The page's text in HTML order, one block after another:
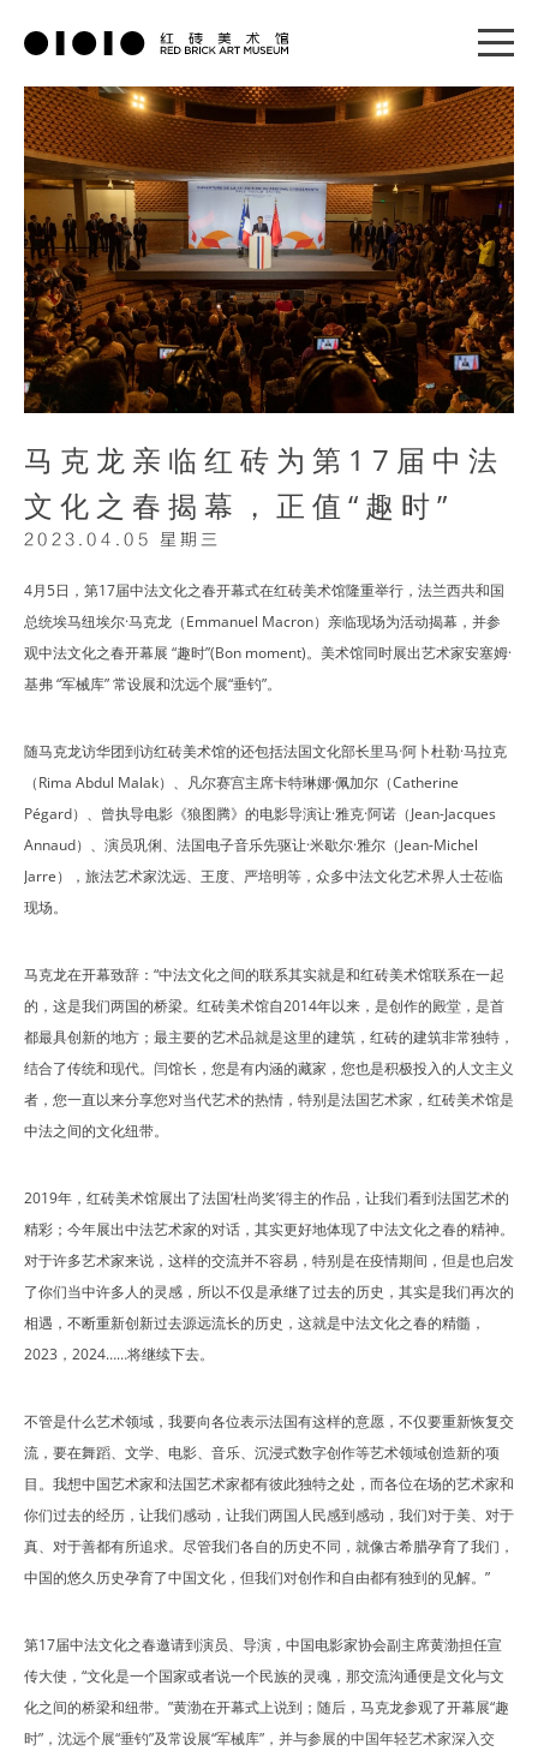
马克龙亲临红砖为第17届中法
文化之春揭幕，正值“趣时”
2023.04.05 星期三
4月5日，第17届中法文化之春开幕式在红砖美术馆隆重举行，法兰西共和国
总统埃马纽埃尔·马克龙（Emmanuel Macron）亲临现场为活动揭幕，并参
观中法文化之春开幕展 “趣时”(Bon moment)。美术馆同时展出艺术家安塞姆·
基弗 “军械库” 常设展和沈远个展“垂钓”。
随马克龙访华团到访红砖美术馆的还包括法国文化部长里马·阿卜杜勒·马拉克
（Rima Abdul Malak）、凡尔赛宫主席卡特琳娜·佩加尔（Catherine
Pégard）、曾执导电影《狼图腾》的电影导演让·雅克·阿诺（Jean-Jacques
Annaud）、演员巩俐、法国电子音乐先驱让·米歇尔·雅尔（Jean-Michel
Jarre），旅法艺术家沈远、王度、严培明等，众多中法文化艺术界人士莅临
现场。
马克龙在开幕致辞：“中法文化之间的联系其实就是和红砖美术馆联系在一起
的，这是我们两国的桥梁。红砖美术馆自2014年以来，是创作的殿堂，是首
都最具创新的地方；最主要的艺术品就是这里的建筑，红砖的建筑非常独特，
结合了传统和现代。闫馆长，您是有内涵的藏家，您也是积极投入的人文主义
者，您一直以来分享您对当代艺术的热情，特别是法国艺术家，红砖美术馆是
中法之间的文化纽带。
2019年，红砖美术馆展出了法国‘杜尚奖’得主的作品，让我们看到法国艺术的
精彩；今年展出中法艺术家的对话，其实更好地体现了中法文化之春的精神。
对于许多艺术家来说，这样的交流并不容易，特别是在疫情期间，但是也启发
了你们当中许多人的灵感，所以不仅是承继了过去的历史，其实是我们再次的
相遇，不断重新创新过去源远流长的历史，这就是中法文化之春的精髓，
2023，2024……将继续下去。
不管是什么艺术领域，我要向各位表示法国有这样的意愿，不仅要重新恢复交
流，要在舞蹈、文学、电影、音乐、沉浸式数字创作等艺术领域创造新的项
目。我想中国艺术家和法国艺术家都有彼此独特之处，而各位在场的艺术家和
你们过去的经历，让我们感动，让我们两国人民感到感动，我们对于美、对于
真、对于善都有所追求。尽管我们各自的历史不同，就像古希腊孕育了我们，
中国的悠久历史孕育了中国文化，但我们对创作和自由都有独到的见解。”
第17届中法文化之春邀请到演员、导演，中国电影家协会副主席黄渤担任宣
传大使，“文化是一个国家或者说一个民族的灵魂，那交流沟通便是文化与文
化之间的桥梁和纽带。”黄渤在开幕式上说到；随后，马克龙参观了开幕展“趣
时”，沈远个展“垂钓”及常设展“军械库”，并与参展的中国年轻艺术家深入交